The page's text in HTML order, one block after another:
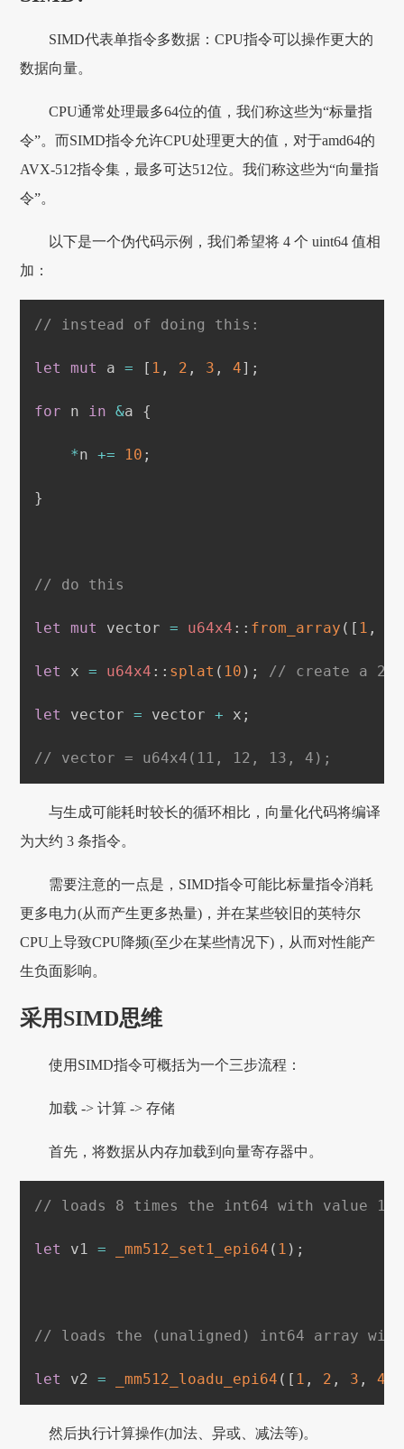
SIMD代表单指令多数据：CPU指令可以操作更大的
数据向量。
CPU通常处理最多64位的值，我们称这些为“标量指
令”。而SIMD指令允许CPU处理更大的值，对于amd64的
AVX-512指令集，最多可达512位。我们称这些为“向量指
令”。
以下是一个伪代码示例，我们希望将 4 个 uint64 值相
加：
// instead of doing this:
let mut a = [ 1 , 2 , 3 , 4] ;
for n in &a {
*n += 10 ;
}
// do this
let mut vector = u64x4 :: from_array ( [ 1 ,
let x = u64x4 :: splat ( 10 ) ; // create a
let vector = vector + x ;
// vector = u64x4(11, 12, 13, 4);
与生成可能耗时较长的循环相比，向量化代码将编译
为大约 3 条指令。
需要注意的一点是，SIMD指令可能比标量指令消耗
更多电力(从而产生更多热量)，并在某些较旧的英特尔
CPU上导致CPU降频(至少在某些情况下)，从而对性能产
生负面影响。
采用SIMD思维
使用SIMD指令可概括为一个三步流程：
加载 -> 计算 -> 存储
首先，将数据从内存加载到向量寄存器中。
// loads 8 times the int64 with value 1
let v1 = _mm512_set1_epi64 ( 1 ) ;
// loads the (unaligned) int64 array
let v2 = _mm512_loadu_epi64 ( [ 1 , 2 , 3 , 4
然后执行计算操作(加法、异或、减法等)。